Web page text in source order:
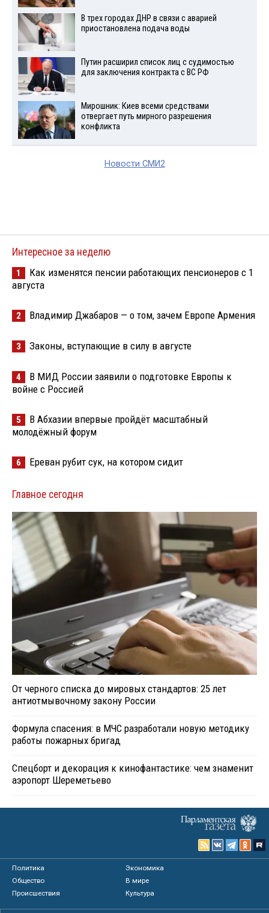
В трех городах ДНР в связи с аварией
приостановлена подача воды
Путин расширил список лиц с судимостью
для заключения контракта с ВС РФ
Мирошник: Киев всеми средствами
отвергает путь мирного разрешения
конфликта
Новости СМИ2
Интересное за неделю
1
Как изменятся пенсии работающих пенсионеров с 1
августа
2 Владимир Джабаров — о том, зачем Европе Армения
3 Законы, вступающие в силу в августе
4
В МИД России заявили о подготовке Европы к
войне с Россией
5
В Абхазии впервые пройдёт масштабный
молодёжный форум
6 Ереван рубит сук, на котором сидит
Главное сегодня
От черного списка до мировых стандартов: 25 лет
антиотмывочному закону России
Формула спасения: в МЧС разработали новую методику
работы пожарных бригад
Спецборт и декорация к кинофантастике: чем знаменит
аэропорт Шереметьево
Политика
Экономика
Общество
В мире
Происшествия
Культура